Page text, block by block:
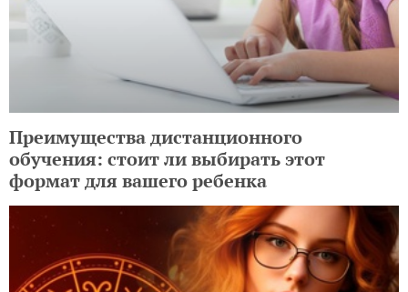
Преимущества дистанционного
обучения: стоит ли выбирать этот
формат для вашего ребенка